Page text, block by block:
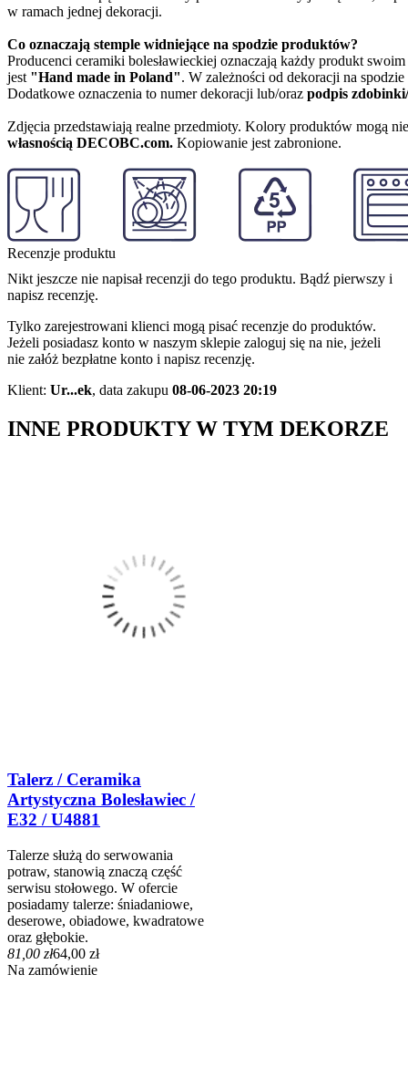
w ramach jednej dekoracji.
Co oznaczają stemple widniejące na spodzie produktów?
Producenci ceramiki bolesławieckiej oznaczają każdy produkt swoim
jest "Hand made in Poland". W zależności od dekoracji na
Dodatkowe oznaczenia to numer dekoracji lub/oraz podpis
Zdjęcia przedstawiają realne przedmioty. Kolory produktów mogą
własnością DECOBC.com. Kopiowanie jest zabronione.
Recenzje produktu
Nikt jeszcze nie napisał recenzji do tego produktu. Bądź pierwszy i
napisz recenzję.
Tylko zarejestrowani klienci mogą pisać recenzje do produktów.
Jeżeli posiadasz konto w naszym sklepie zaloguj się na nie, jeżeli
nie załóż bezpłatne konto i napisz recenzję.
Klient: Ur...ek, data zakupu 08-06-2023 20:19
INNE PRODUKTY W TYM DEKORZE
Talerz / Ceramika
Artystyczna Bolesławiec /
E32 / U4881
Talerze służą do serwowania
potraw, stanowią znaczą część
serwisu stołowego. W ofercie
posiadamy talerze: śniadaniowe,
deserowe, obiadowe, kwadratowe
oraz głębokie.
81,00 zł64,00 zł
Na zamówienie